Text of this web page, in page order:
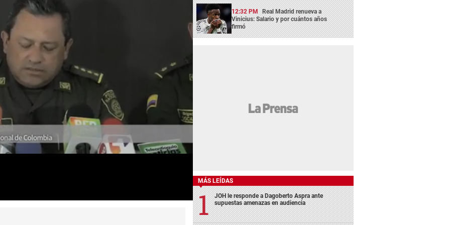
12:32 PM Real Madrid renueva a
Vinicius: Salario y por cuántos años
firmó
MÁS LEÍDAS
JOH le responde a Dagoberto Aspra ante
supuestas amenazas en audiencia